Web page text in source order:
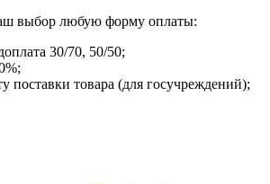
выбор любую форму оплаты:
30/70, 50/50;
поставки товара (для госучреждений);